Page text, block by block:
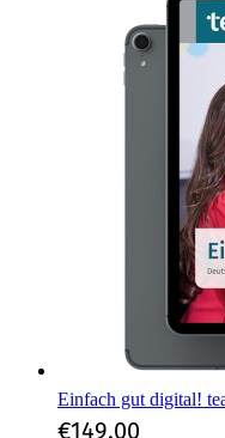
Einfach gut digital!
€149.00